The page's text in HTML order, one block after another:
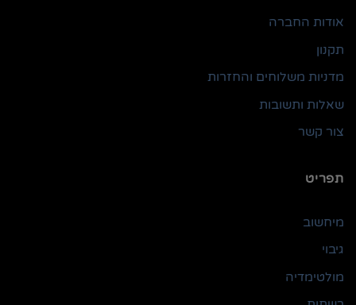
אודות החברה
תקנון
מדניות משלוחים והחזרות
שאלות ותשובות
צור קשר
תפריט
מיחשוב
גיבוי
מולטימדיה